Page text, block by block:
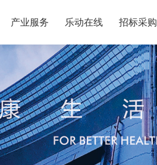
产业服务 乐动在线 招标采购